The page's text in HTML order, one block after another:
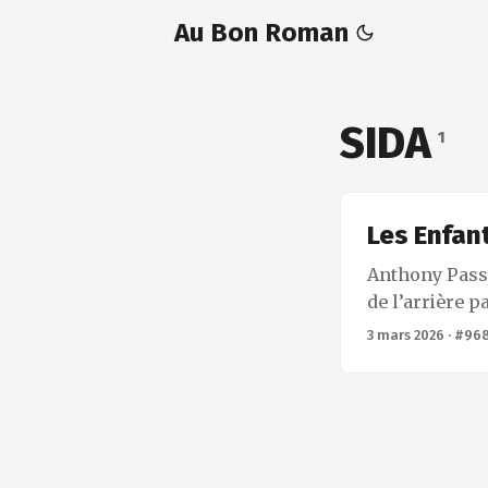
Au Bon Roman
SIDA 1
Les
Anthony
de l’arrière
Sa famille
3 mars 2026 ·